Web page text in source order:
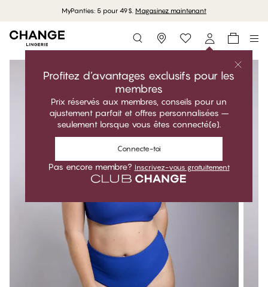
MyPanties: 5 pour 49$. Magasinez maintenant
Storefinder
Profitez d’avantages exclusifs pour les
membres
Prix réservés aux membres, conseils pour un
ajustement parfait et offres personnalisées –
seulement lorsque vous êtes connecté(e).
Connecte-toi
Pas encore membre? Inscrivez-vous gratuitement